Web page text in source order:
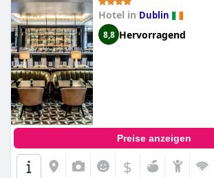
Hotel in Dublin
8,8 Hervorragend
Preise anzeigen
$